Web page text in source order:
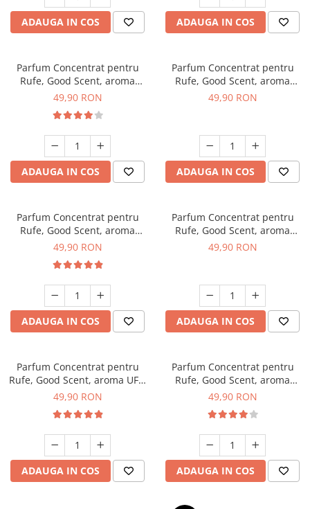
ADAUGA IN COS ADAUGA IN COS
Parfum Concentrat pentru
Rufe, Good Scent, aroma
Orchid & Cashmere Wood,
49,90 RON
ADAUGA IN COS
Parfum Concentrat pentru
Rufe, Good Scent, aroma
Diamond Flowers, 200gr, cu
49,90 RON
ADAUGA IN COS
Parfum Concentrat pentru
Rufe, Good Scent, aroma
Capri, 200gr, cu pompita
49,90 RON
ADAUGA IN COS
Parfum Concentrat pentru
Rufe, Good Scent, aroma
Hypnotic Eyes, 200gr, cu
49,90 RON
ADAUGA IN COS
Parfum Concentrat pentru
Rufe, Good Scent, aroma UFO
alien, 200gr, cu pompita
49,90 RON
ADAUGA IN COS
Parfum Concentrat pentru
Rufe, Good Scent, aroma
Stylish Boss, 200gr, cu
49,90 RON
ADAUGA IN COS